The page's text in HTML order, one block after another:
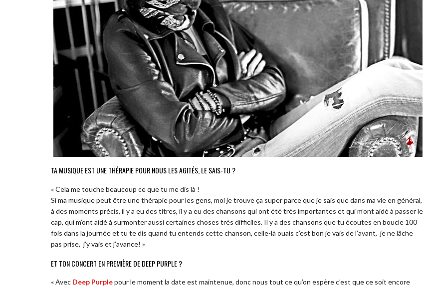
TA MUSIQUE EST UNE THÉRAPIE POUR NOUS LES AGITÉS, LE SAIS-TU ?
« Cela me touche beaucoup ce que tu me dis là !
Si ma musique peut être une thérapie pour les gens, moi je trouve ça super parce que je sais que dans ma vie en général,
à des moments précis, il y a eu des titres, il y a eu des chansons qui ont été très importantes et qui m’ont aidé à passer le
cap, qui m’ont aidé à surmonter aussi certaines choses très difficiles. Il y a des chansons que tu écoutes en boucle 100
fois dans la journée et tu te dis quand tu entends cette chanson, celle-là ouais c’est bon je vais de l’avant, je ne lâche
pas prise, j’y vais et j’avance! »
ET TON CONCERT EN PREMIÈRE DE DEEP PURPLE ?
« Avec Deep Purplepour le moment la date est maintenue, donc nous tout ce qu’on espère c’est que ce soit encore